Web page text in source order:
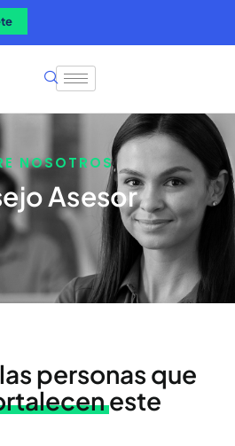
NOSOTROS
Asesor
personas que
este